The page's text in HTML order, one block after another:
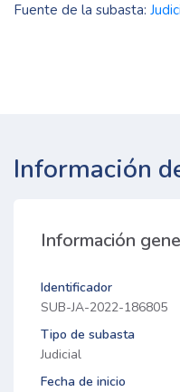
Fuente de la subasta:
Información
Información
Identificador
SUB-JA-2022-186805
Tipo de subasta
Judicial
Fecha de inicio